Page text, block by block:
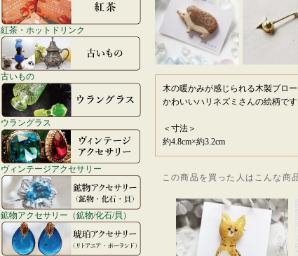
紅茶・ホットドリンク
古いもの
ウラングラス
ヴィンテージアクセサリー
鉱物アクセサリー（鉱物/化石/貝）
木の暖かみが感じられる木製ブロー
かわいいハリネズミさんの絵柄です
＜寸法＞
約4.8cm×約3.2cm
この商品を買った人はこんな商